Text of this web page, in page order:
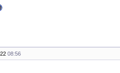
08:56